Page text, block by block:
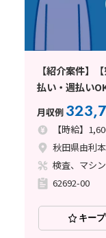
【紹介案件】
払い・週払い
月収例
【時給】
秋田県由利
検査、マシ
62692-00
キー